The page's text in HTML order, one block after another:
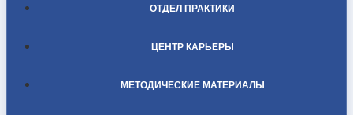
ОТДЕЛ ПРАКТИКИ
ЦЕНТР КАРЬЕРЫ
МЕТОДИЧЕСКИЕ МАТЕРИАЛЫ